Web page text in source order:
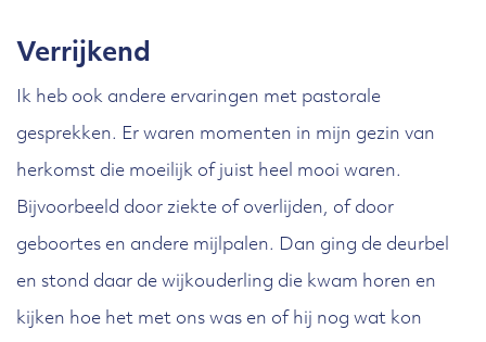
Verrijkend
Ik heb ook andere ervaringen met pastorale
gesprekken. Er waren momenten in mijn gezin van
herkomst die moeilijk of juist heel mooi waren.
Bijvoorbeeld door ziekte of overlijden, of door
geboortes en andere mijlpalen. Dan ging de deurbel
en stond daar de wijkouderling die kwam horen en
kijken hoe het met ons was en of hij nog wat kon